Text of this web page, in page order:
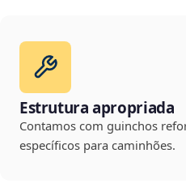
Estrutura apropriada
Contamos com guinchos
específicos para caminhões.